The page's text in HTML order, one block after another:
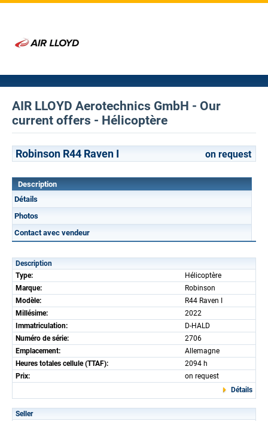
AIR LLOYD Aerotechnics GmbH - Our
current offers - Hélicoptère
Robinson R44 Raven I on request
Description
Détails
Photos
Contact avec vendeur
Description
Type:
Hélicoptère
Marque:
Robinson
Modèle:
R44 Raven I
Millésime:
2022
Immatriculation:
D-HALD
Numéro de série:
2706
Emplacement:
Allemagne
Heures totales cellule (TTAF):
2094 h
Prix:
on request
Détails
Seller